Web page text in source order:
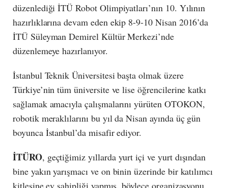
düzenlediği İTÜ Robot Olimpiyatları’nın 10. Yılının
hazırlıklarına devam eden ekip 8-9-10 Nisan 2016’da
İTÜ Süleyman Demirel Kültür Merkezi’nde
düzenlemeye hazırlanıyor.
İstanbul Teknik Üniversitesi başta olmak üzere
Türkiye’nin tüm üniversite ve lise öğrencilerine katkı
sağlamak amacıyla çalışmalarını yürüten OTOKON,
robotik meraklılarını bu yıl da Nisan ayında üç gün
boyunca İstanbul’da misafir ediyor.
İTÜRO, geçtiğimiz yıllarda yurt içi ve yurt dışından
bine yakın yarışmacı ve on binin üzerinde bir katılımcı
kitlesine ev sahipliği yapmış, böylece organizasyonu